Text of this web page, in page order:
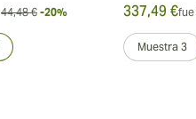
44,48 € -20% 337,49 €fue
Muestra 3